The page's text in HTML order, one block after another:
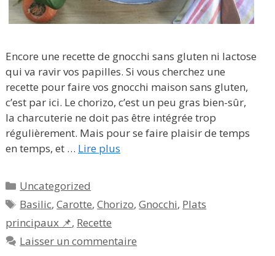
Encore une recette de gnocchi sans gluten ni lactose
qui va ravir vos papilles. Si vous cherchez une
recette pour faire vos gnocchi maison sans gluten,
c’est par ici. Le chorizo, c’est un peu gras bien-sûr,
la charcuterie ne doit pas être intégrée trop
régulièrement. Mais pour se faire plaisir de temps
en temps, et … Lire plus
Catégories
Uncategorized
Étiquettes
Basilic,Carotte,Chorizo,Gnocchi, Plats
principaux 📌, Recette
Laisser un commentaire